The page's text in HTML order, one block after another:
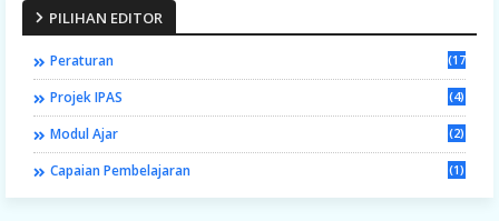
PILIHAN EDITOR
Peraturan (17)
Projek IPAS (4)
Modul Ajar (2)
Capaian Pembelajaran (1)